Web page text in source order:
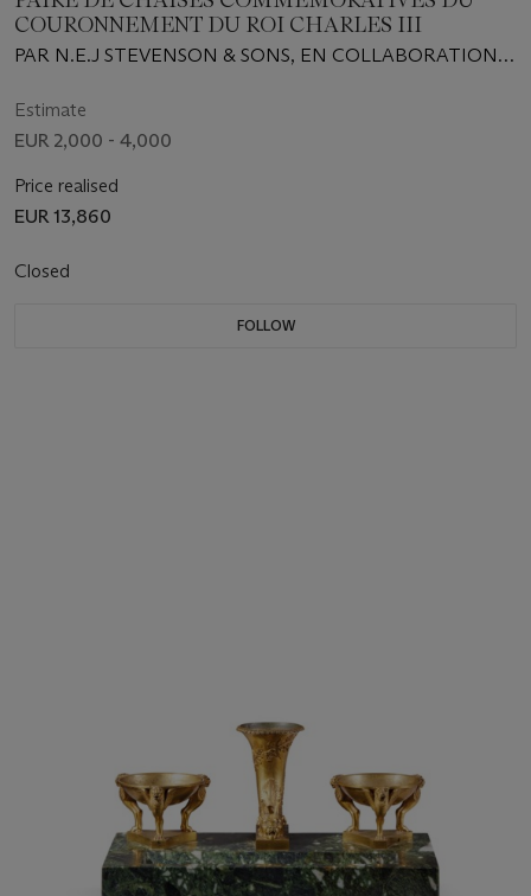
COURONNEMENT DU ROI CHARLES III
PAR N.E.J STEVENSON & SONS, EN COLLABORATION
Estimate
EUR 2,000 - 4,000
Price realised
EUR 13,860
Closed
FOLLOW